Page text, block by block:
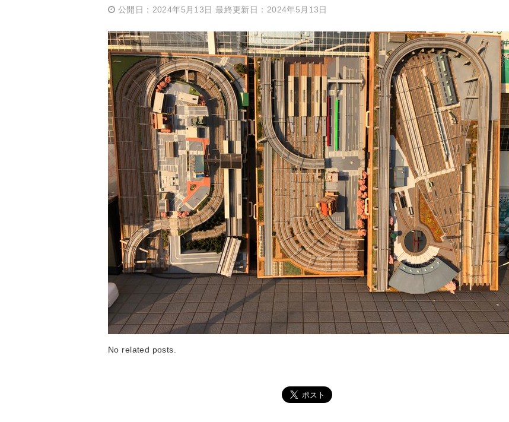
公開日：2024年5月13日 最終更新日： 2024年5月13日
No related posts.